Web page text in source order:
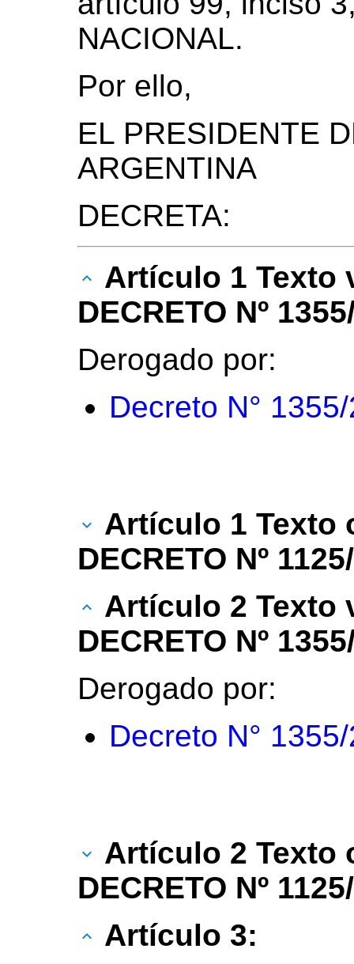
NACIONAL.
Por ello,
EL PRESIDENTE
ARGENTINA
DECRETA:
Artículo 1 Texto
DECRETO Nº
Derogado por:
Decreto N°
Artículo 1 Texto
DECRETO Nº
Artículo 2 Texto
DECRETO Nº
Derogado por:
Decreto N°
Artículo 2 Texto
DECRETO Nº
Artículo 3: